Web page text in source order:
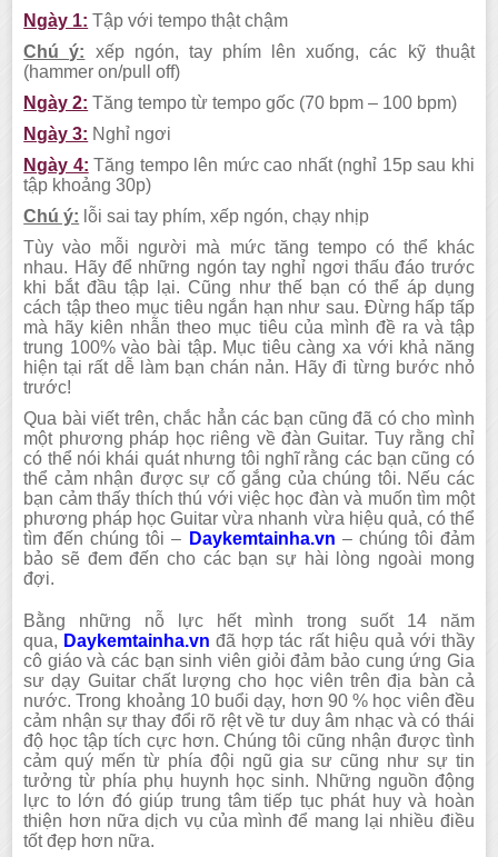
Ngày 1: Tập với tempo thật chậm
Chú ý: xếp ngón, tay phím lên xuống, các kỹ thuật
(hammer on/pull off)
Ngày 2: Tăng tempo từ tempo gốc (70 bpm – 100 bpm)
Ngày 3: Nghỉ ngơi
Ngày 4: Tăng tempo lên mức cao nhất (nghỉ 15p sau khi
tập khoảng 30p)
Chú ý: lỗi sai tay phím, xếp ngón, chạy nhịp
Tùy vào mỗi người mà mức tăng tempo có thể khác
nhau. Hãy để những ngón tay nghỉ ngơi thấu đáo trước
khi bắt đầu tập lại. Cũng như thế bạn có thể áp dụng
cách tập theo mục tiêu ngắn hạn như sau. Đừng hấp tấp
mà hãy kiên nhẫn theo mục tiêu của mình đề ra và tập
trung 100% vào bài tập. Mục tiêu càng xa với khả năng
hiện tại rất dễ làm bạn chán nản. Hãy đi từng bước nhỏ
trước!
Qua bài viết trên, chắc hẳn các bạn cũng đã có cho mình
một phương pháp học riêng về đàn Guitar. Tuy rằng chỉ
có thể nói khái quát nhưng tôi nghĩ rằng các bạn cũng có
thể cảm nhận được sự cố gắng của chúng tôi. Nếu các
bạn cảm thấy thích thú với việc học đàn và muốn tìm một
phương pháp học Guitar vừa nhanh vừa hiệu quả, có thể
tìm đến chúng tôi – Daykemtainha.vn – chúng tôi đảm
bảo sẽ đem đến cho các bạn sự hài lòng ngoài mong
đợi.
Bằng những nỗ lực hết mình trong suốt 14 năm
qua, Daykemtainha.vn đã hợp tác rất hiệu quả với thầy
cô giáo và các bạn sinh viên giỏi đảm bảo cung ứng Gia
sư dạy Guitar chất lượng cho học viên trên địa bàn cả
nước. Trong khoảng 10 buổi dạy, hơn 90 % học viên đều
cảm nhận sự thay đổi rõ rệt về tư duy âm nhạc và có thái
độ học tập tích cực hơn. Chúng tôi cũng nhận được tình
cảm quý mến từ phía đội ngũ gia sư cũng như sự tin
tưởng từ phía phụ huynh học sinh. Những nguồn động
lực to lớn đó giúp trung tâm tiếp tục phát huy và hoàn
thiện hơn nữa dịch vụ của mình để mang lại nhiều điều
tốt đẹp hơn nữa.